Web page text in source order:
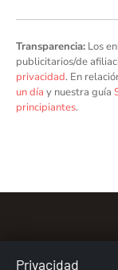
Transparencia: Los
publicitarios/de
privacidad. En
un día y nuestra guía
principiantes.
Privacidad